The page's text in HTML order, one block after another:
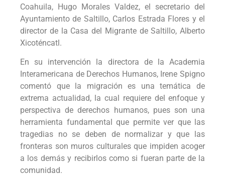
Coahuila, Hugo Morales Valdez, el secretario del
Ayuntamiento de Saltillo, Carlos Estrada Flores y el
director de la Casa del Migrante de Saltillo, Alberto
Xicoténcatl.
En su intervención la directora de la Academia
Interamericana de Derechos Humanos, Irene Spigno
comentó que la migración es una temática de
extrema actualidad, la cual requiere del enfoque y
perspectiva de derechos humanos, pues son una
herramienta fundamental que permite ver que las
tragedias no se deben de normalizar y que las
fronteras son muros culturales que impiden acoger
a los demás y recibirlos como si fueran parte de la
comunidad.